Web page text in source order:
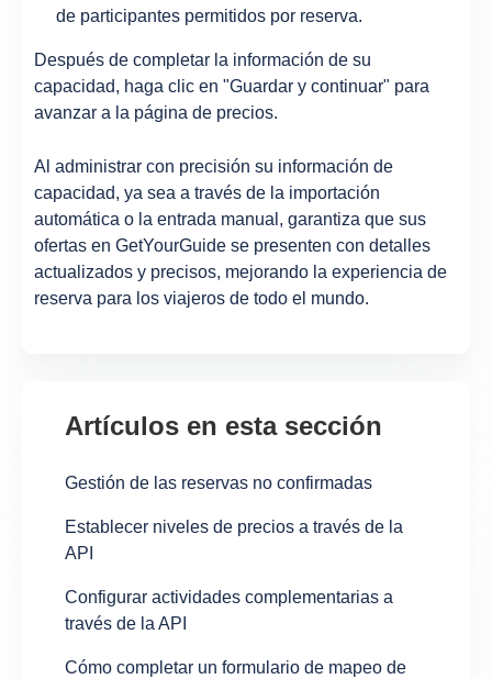
de participantes permitidos por reserva.
Después de completar la información de su
capacidad, haga clic en "Guardar y continuar" para
avanzar a la página de precios.
Al administrar con precisión su información de
capacidad, ya sea a través de la importación
automática o la entrada manual, garantiza que sus
ofertas en GetYourGuide se presenten con detalles
actualizados y precisos, mejorando la experiencia de
reserva para los viajeros de todo el mundo.
Artículos en esta sección
Gestión de las reservas no confirmadas
Establecer niveles de precios a través de la
API
Configurar actividades complementarias a
través de la API
Cómo completar un formulario de mapeo de